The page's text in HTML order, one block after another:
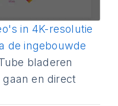
in 4K-resolutie
de ingebouwde
bladeren
gaan en direct